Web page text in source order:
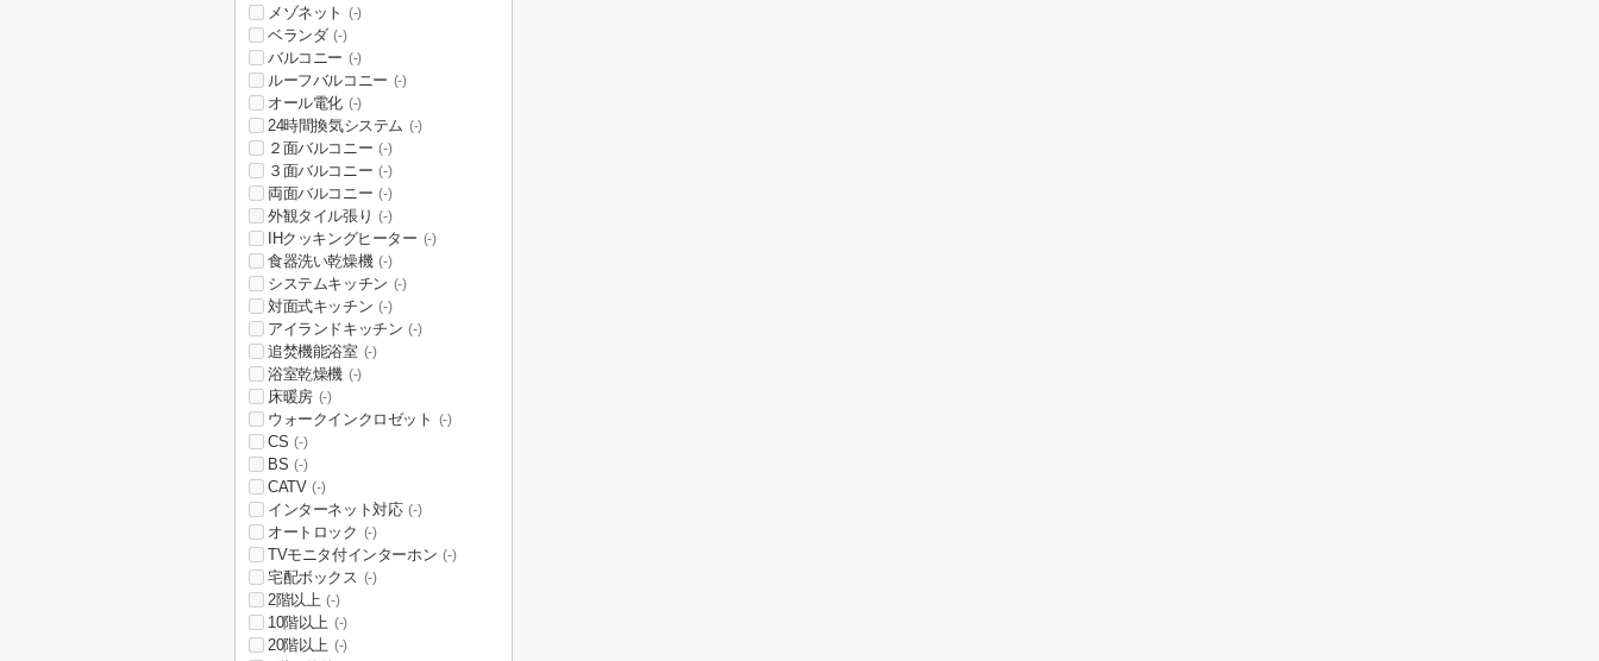
メゾネット (-)
ベランダ (-)
バルコニー (-)
ルーフバルコニー (-)
オール電化 (-)
24時間換気システム (-)
２面バルコニー (-)
３面バルコニー (-)
両面バルコニー (-)
外観タイル張り (-)
IHクッキングヒーター (-)
食器洗い乾燥機 (-)
システムキッチン (-)
対面式キッチン (-)
アイランドキッチン (-)
追焚機能浴室 (-)
浴室乾燥機 (-)
床暖房 (-)
ウォークインクロゼット (-)
CS (-)
BS (-)
CATV (-)
インターネット対応 (-)
オートロック (-)
TVモニタ付インターホン (-)
宅配ボックス (-)
2階以上 (-)
10階以上 (-)
20階以上 (-)